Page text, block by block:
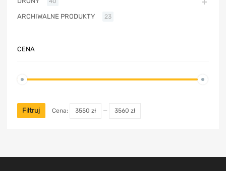
ARCHIWALNE PRODUKTY 23
CENA
Filtruj Cena: 3550 zł — 3560 zł